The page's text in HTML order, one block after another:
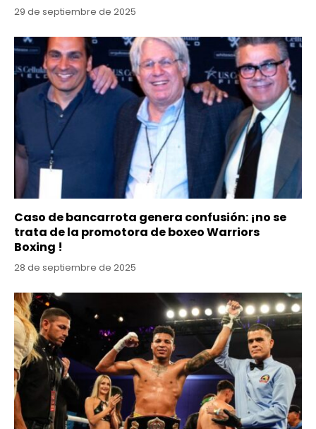
29 de septiembre de 2025
Caso de bancarrota genera confusión: ¡no se
trata de la promotora de boxeo Warriors
Boxing !
28 de septiembre de 2025